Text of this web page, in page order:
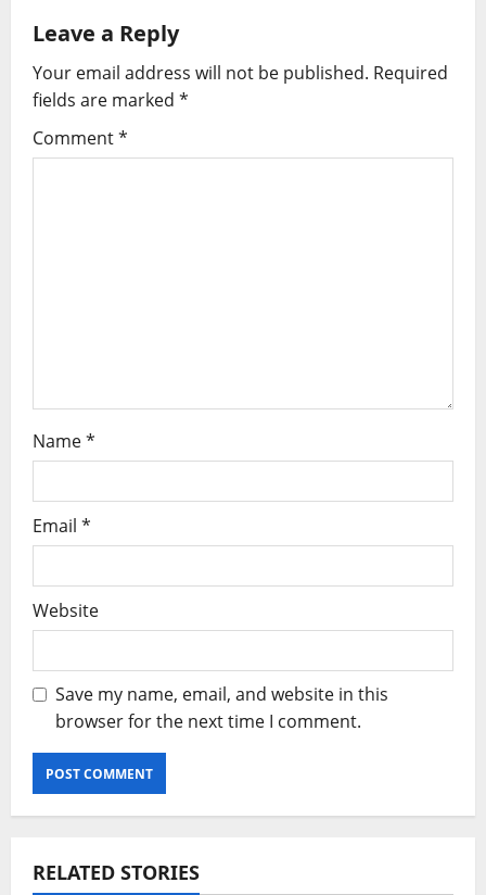
Leave a Reply
Your email address will not be published. Required
fields are marked *
Comment*
Name*
Email *
Website
Save my name, email, and website in this
browser for the next time I comment.
RELATED STORIES